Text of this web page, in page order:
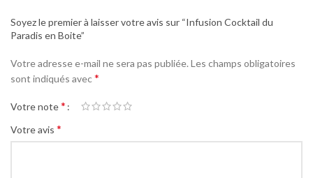
Soyez le premier à laisser votre avis sur “Infusion Cocktail du
Paradis en Boite”
Votre adresse e-mail ne sera pas publiée. Les champs obligatoires
sont indiqués avec*
Votre note*
Votre avis *